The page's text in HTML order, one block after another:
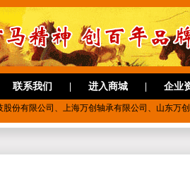
联系我们 进入商城 企业
有限公司、上海万创轴承有限公司、山东